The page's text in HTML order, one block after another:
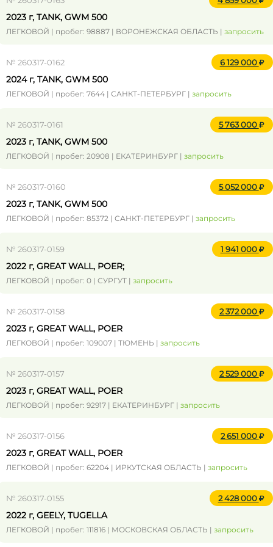
2023 г, TANK, GWM 500
ЛЕГКОВОЙ | пробег: 98887 | ВОРОНЕЖСКАЯ ОБЛАСТЬ | запросить
№ 260317-0162 6 129 000
2024 г, TANK, GWM 500
ЛЕГКОВОЙ | пробег: 7644 | САНКТ-ПЕТЕРБУРГ | запросить
№ 260317-0161 5 763 000
2023 г, TANK, GWM 500
ЛЕГКОВОЙ | пробег: 20908 | ЕКАТЕРИНБУРГ | запросить
№ 260317-0160 5 052 000
2023 г, TANK, GWM 500
ЛЕГКОВОЙ | пробег: 85372 | САНКТ-ПЕТЕРБУРГ | запросить
№ 260317-0159 1 941 000
2022 г, GREAT WALL, POER;
ЛЕГКОВОЙ | пробег: 0 | СУРГУТ | запросить
№ 260317-0158 2 372 000
2023 г, GREAT WALL, POER
ЛЕГКОВОЙ | пробег: 109007 | ТЮМЕНЬ | запросить
№ 260317-0157 2 529 000
2023 г, GREAT WALL, POER
ЛЕГКОВОЙ | пробег: 92917 | ЕКАТЕРИНБУРГ | запросить
№ 260317-0156 2 651 000
2023 г, GREAT WALL, POER
ЛЕГКОВОЙ | пробег: 62204 | ИРКУТСКАЯ ОБЛАСТЬ | запросить
№ 260317-0155 2 428 000
2022 г, GEELY, TUGELLA
ЛЕГКОВОЙ | пробег: 111816 | МОСКОВСКАЯ ОБЛАСТЬ | запросить